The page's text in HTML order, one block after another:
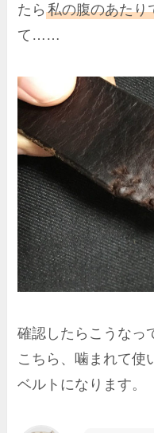
たら私の腹のあたり
て……
確認したらこうなっ
こちら、噛まれて使
ベルトになります。